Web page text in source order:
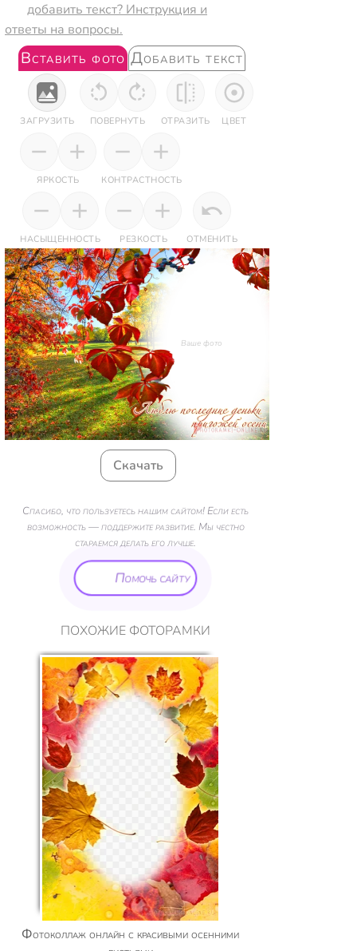
добавить текст? Инструкция и
ответы на вопросы.
Вставить фото Добавить текст
ЗАГРУЗИТЬ ПОВЕРНУТЬ ОТРАЗИТЬ ЦВЕТ
ЯРКОСТЬ КОНТРАСТНОСТЬ
НАСЫЩЕННОСТЬ РЕЗКОСТЬ ОТМЕНИТЬ
Ваше фото
Скачать
Спасибо, что пользуетесь нашим сайтом! Если есть
возможность — поддержите развитие. Мы честно
стараемся делать его лучше.
Помочь сайту
ПОХОЖИЕ ФОТОРАМКИ
Фотоколлаж онлайн с красивыми осенними